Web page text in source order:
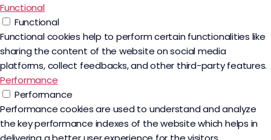
Functional
Functional
Functional cookies help to perform certain functionalities like
sharing the content of the website on social media
platforms, collect feedbacks, and other third-party features.
Performance
Performance
Performance cookies are used to understand and analyze
the key performance indexes of the website which helps in